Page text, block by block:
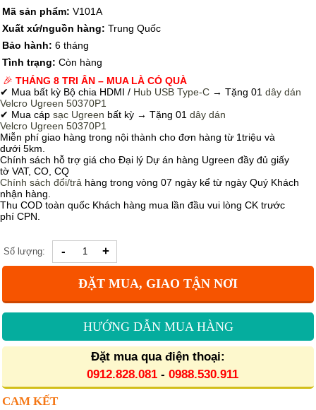
Mã sản phẩm: V101A
Xuất xứ/nguồn hàng: Trung Quốc
Bảo hành: 6 tháng
Tình trạng: Còn hàng
🎉 THÁNG 8 TRI ÂN – MUA LÀ CÓ QUÀ
✔ Mua bất kỳ Bộ chia HDMI / Hub USB Type-C → Tặng 01 dây dán
Velcro Ugreen 50370P1
✔ Mua cáp sạc Ugreen bất kỳ → Tặng 01 dây dán
Velcro Ugreen 50370P1
Miễn phí giao hàng trong nội thành cho đơn hàng từ 1triệu và
dưới 5km.
Chính sách hỗ trợ giá cho Đại lý Dự án hàng Ugreen đầy đủ giấy
tờ VAT, CO, CQ
Chính sách đổi/trả hàng trong vòng 07 ngày kể từ ngày Quý Khách
nhận hàng.
Thu COD toàn quốc Khách hàng mua lần đầu vui lòng CK trước
phí CPN.
Số lượng: - +
ĐẶT MUA, GIAO TẬN NƠI
HƯỚNG DẪN MUA HÀNG
Đặt mua qua điện thoại:
0912.828.081 - 0988.530.911
CAM KẾT